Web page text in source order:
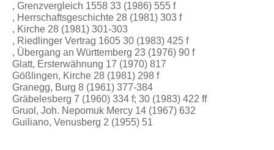
, Grenzvergleich 1558 33 (1986) 555 f
, Herrschaftsgeschichte 28 (1981) 303 f
, Kirche 28 (1981) 301-303
, Riedlinger Vertrag 1605 30 (1983) 425 f
, Übergang an Württemberg 23 (1976) 90 f
Glatt, Ersterwähnung 17 (1970) 817
Gößlingen, Kirche 28 (1981) 298 f
Granegg, Burg 8 (1961) 377-384
Gräbelesberg 7 (1960) 334 f; 30 (1983) 422 ff
Gruol, Joh. Nepomuk Mercy 14 (1967) 632
Guiliano, Venusberg 2 (1955) 51